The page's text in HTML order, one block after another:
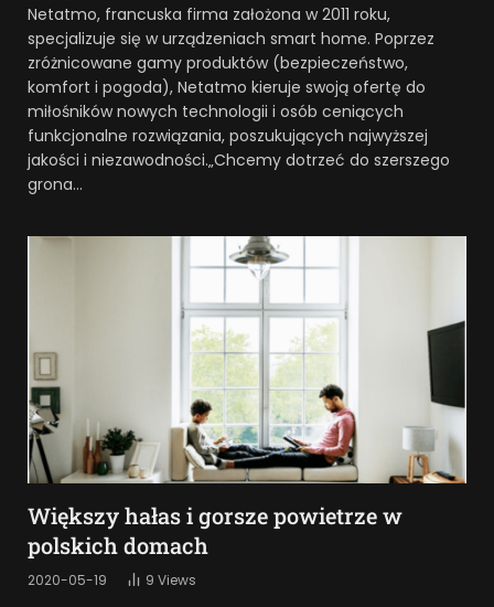
Netatmo, francuska firma założona w 2011 roku,
specjalizuje się w urządzeniach smart home. Poprzez
zróżnicowane gamy produktów (bezpieczeństwo,
komfort i pogoda), Netatmo kieruje swoją ofertę do
miłośników nowych technologii i osób ceniących
funkcjonalne rozwiązania, poszukujących najwyższej
jakości i niezawodności.„Chcemy dotrzeć do szerszego
grona…
Większy hałas i gorsze powietrze w
polskich domach
2020-05-19 9 Views